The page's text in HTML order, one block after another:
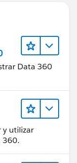
Data 360
y utilizar
360.